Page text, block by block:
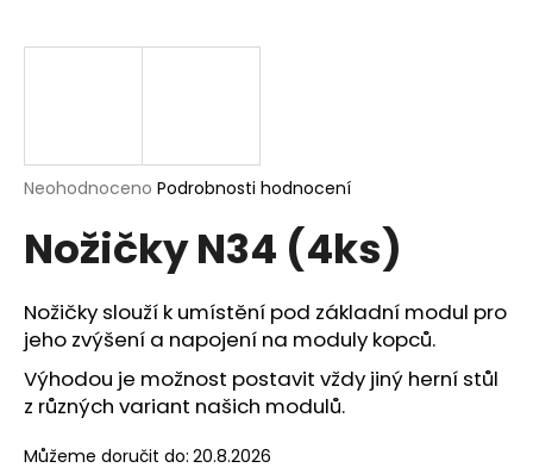
Průměrné
produktu
je
z
5
hvězdiček.
Neohodnoceno Podrobnosti hodnocení
Nožičky N34 (4ks)
Nožičky slouží k umístění pod základní modul pro
jeho zvýšení a napojení na moduly kopců.
Výhodou je možnost postavit vždy jiný herní stůl
z různých variant našich modulů.
Můžeme doručit do: 20.8.2026
j
?
D
o
o